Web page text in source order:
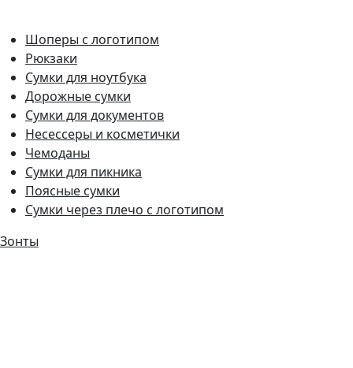
Шоперы с логотипом
Рюкзаки
Сумки для ноутбука
Дорожные сумки
Сумки для документов
Несессеры и косметички
Чемоданы
Сумки для пикника
Поясные сумки
Сумки через плечо с логотипом
Зонты